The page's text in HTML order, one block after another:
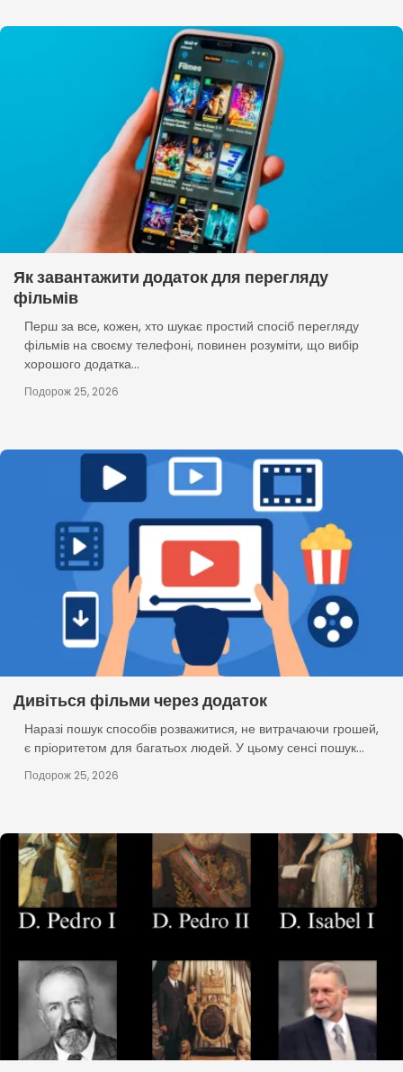
Як завантажити додаток для перегляду
фільмів
Перш за все, кожен, хто шукає простий спосіб перегляду
фільмів на своєму телефоні, повинен розуміти, що вибір
хорошого додатка...
Подорож 25, 2026
Дивіться фільми через додаток
Наразі пошук способів розважитися, не витрачаючи грошей,
є пріоритетом для багатьох людей. У цьому сенсі пошук...
Подорож 25, 2026